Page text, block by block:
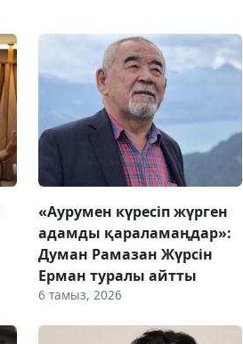
«Аурумен күресіп жүрген
адамды қараламаңдар»:
Думан Рамазан Жүрсін
Ерман туралы айтты
6 тамыз, 2026